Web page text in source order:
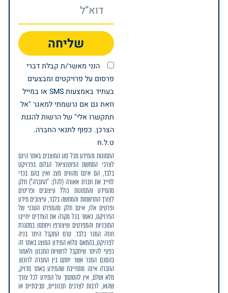
הנני מאשר/ת קבלת דברי
פרסום על פרויקטים ומבצעים
בעתיד באמצעות SMS או במייל
וזאת גם אם נרשמתי למאגר "אל
תתקשרו אלי" של הרשות להגנת
הצרכן. כפוף לתנאי החברה.
ט.ל.ח
שליחה
התמונות והמידע מכל סוג המוצגים באתר הינם
לצרכי המחשת הפוטנציאל הגלום בפרויקט
בלבד, הם אינם מהווים מצג ואין בהם בכדי
לחייב את חברת אאורה (להלן: "החברה") חלק
מהמידע והתמונות כולל עיצובים ופריטים
לצורך התרשמות והמחשה בלבד, עיצובים מידע
ופרטים אלו, אינם חלק מהמפרט הטכני של
הפרויקט, כאשר בכל מקרה את הצדדים יחייבו
התוכניות והמפרטים שיצורפו ויחתמו במסגרת
חוזה המכר בלבד. טרם התקבל היתר בניה
לפרויקט, בהתאם מלוא המידע המוצג באתר זה
כפוף להיתר שיתקבל לרשויות התכנון ולאמור
בהסכם המכר אשר יחתם בין החברה לרוכש.
החברה אינה מתחייבת שהמידע באתר מדויק,
מלא ושלם, אין להסתמך על המידע לכל צורך
שהוא, לרבות לצרכים תכנוניים, סביבתיים או